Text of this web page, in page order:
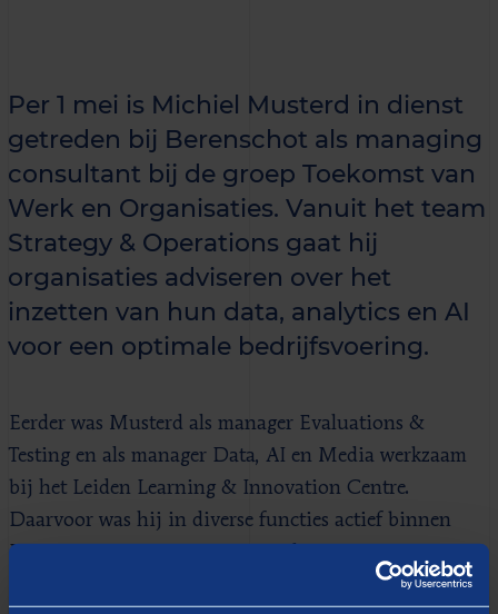
Per 1 mei is Michiel Musterd in dienst
getreden bij Berenschot als managing
consultant bij de groep Toekomst van
Werk en Organisaties. Vanuit het team
Strategy & Operations gaat hij
organisaties adviseren over het
inzetten van hun data, analytics en AI
voor een optimale bedrijfsvoering.
Eerder was Musterd als manager Evaluations &
Testing en als manager Data, AI en Media werkzaam
bij het Leiden Learning & Innovation Centre.
Daarvoor was hij in diverse functies actief binnen
BearingPoint, een internationaal management- en
Op basis van mijn ruime